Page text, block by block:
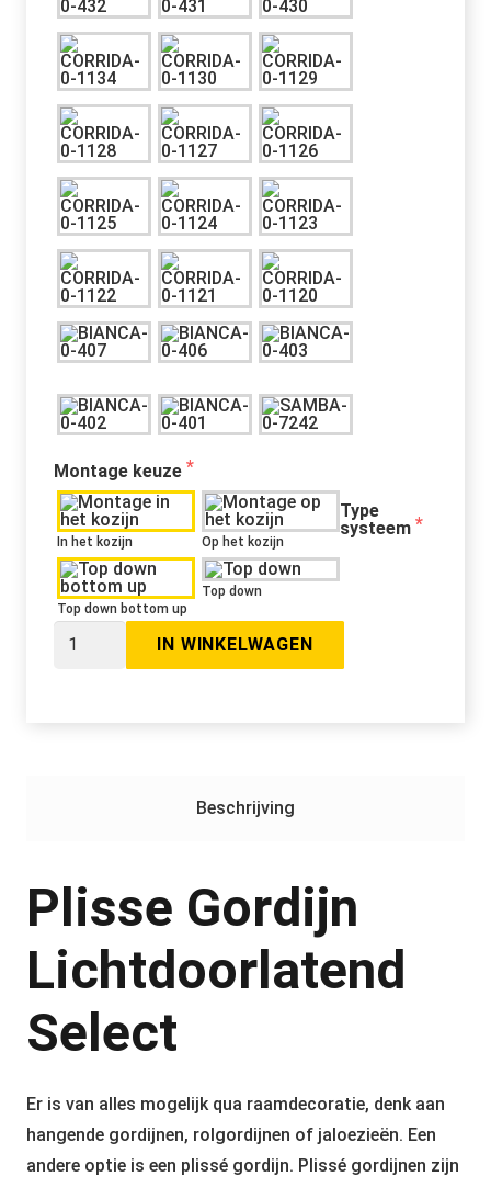
Montage keuze
In het kozijn Op het kozijn
Type
systeem
Top down bottom up
Top down
Plisse
IN WINKELWAGEN
Beschrijving
Plisse Gordijn
Lichtdoorlatend
Select
Er is van alles mogelijk qua raamdecoratie, denk aan
hangende gordijnen, rolgordijnen of jaloezieën. Een
andere optie is een plissé gordijn. Plissé gordijnen zijn